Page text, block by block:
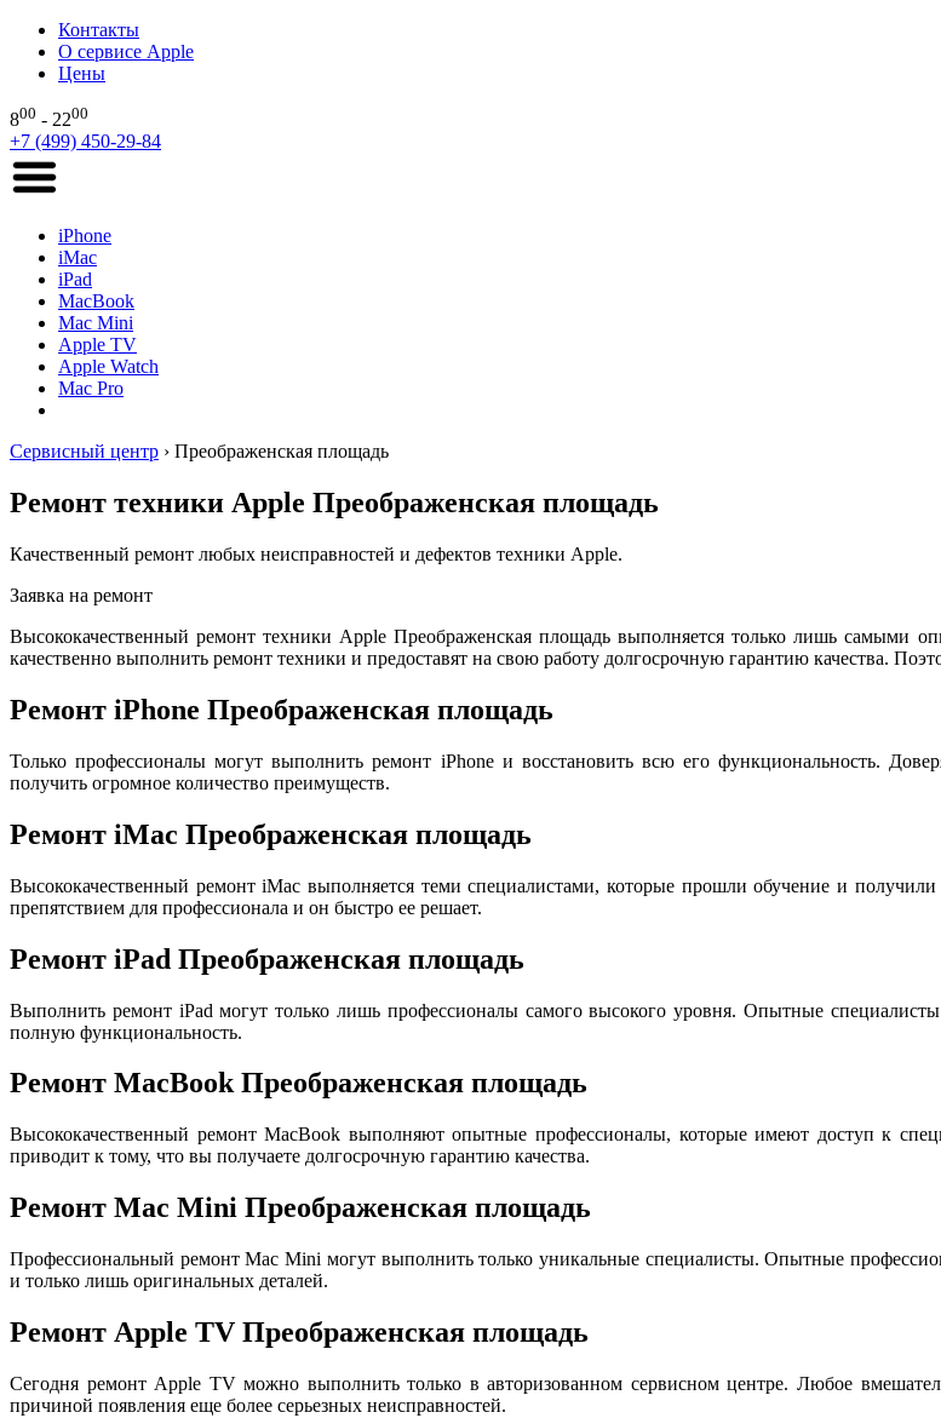
Контакты
О сервисе Apple
Цены
800 - 2200
+7 (499) 450-29-84
iPhone
iMac
iPad
MacBook
Mac Mini
Apple TV
Apple Watch
Mac Pro
Сервисный центр › Преображенская площадь
Ремонт техники Apple Преображенская площадь
Качественный ремонт любых неисправностей и дефектов техники Apple.
Заявка на ремонт
Высококачественный ремонт техники Apple Преображенская площадь выполняется только лишь самыми
качественно выполнить ремонт техники и предоставят на свою работу долгосрочную гарантию качества.
Ремонт iPhone Преображенская площадь
Только профессионалы могут выполнить ремонт iPhone и восстановить всю его функциональность.
получить огромное количество преимуществ.
Ремонт iMac Преображенская площадь
Высококачественный ремонт iMac выполняется теми специалистами, которые прошли обучение и
препятствием для профессионала и он быстро ее решает.
Ремонт iPad Преображенская площадь
Выполнить ремонт iPad могут только лишь профессионалы самого высокого уровня. Опытные специалисты
полную функциональность.
Ремонт MacBook Преображенская площадь
Высококачественный ремонт MacBook выполняют опытные профессионалы, которые имеют доступ к
приводит к тому, что вы получаете долгосрочную гарантию качества.
Ремонт Mac Mini Преображенская площадь
Профессиональный ремонт Mac Mini могут выполнить только уникальные специалисты. Опытные
и только лишь оригинальных деталей.
Ремонт Apple TV Преображенская площадь
Сегодня ремонт Apple TV можно выполнить только в авторизованном сервисном центре. Любое
причиной появления еще более серьезных неисправностей.